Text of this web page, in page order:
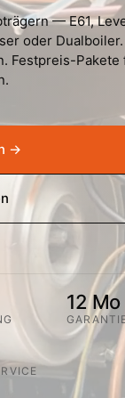
— E61,
oder
Festpreis-
→
12 Mo